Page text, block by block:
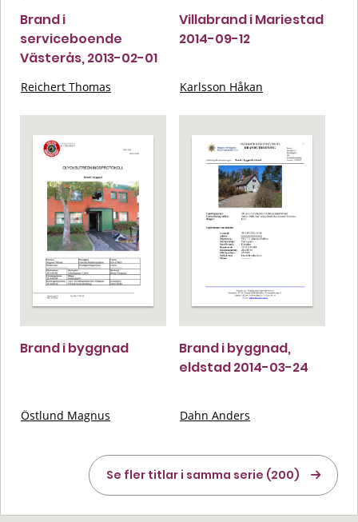
Brand i
serviceboende
Västerås, 2013-02-01
Reichert Thomas
Villabrand i Mariestad
2014-09-12
Karlsson Håkan
Brand i byggnad
Östlund Magnus
Brand i byggnad,
eldstad 2014-03-24
Dahn Anders
Se fler titlar i samma serie (200)